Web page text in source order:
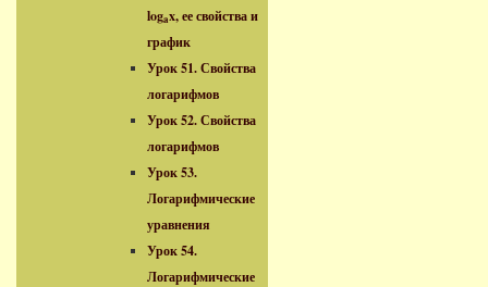
logax, ее свойства и
график
Урок 51. Свойства
логарифмов
Урок 52. Свойства
логарифмов
Урок 53.
Логарифмические
уравнения
Урок 54.
Логарифмические